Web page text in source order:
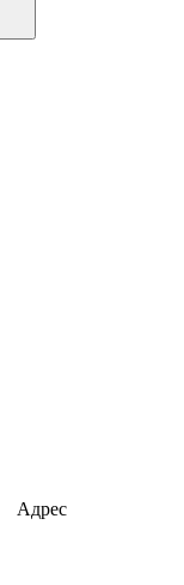
Адрес